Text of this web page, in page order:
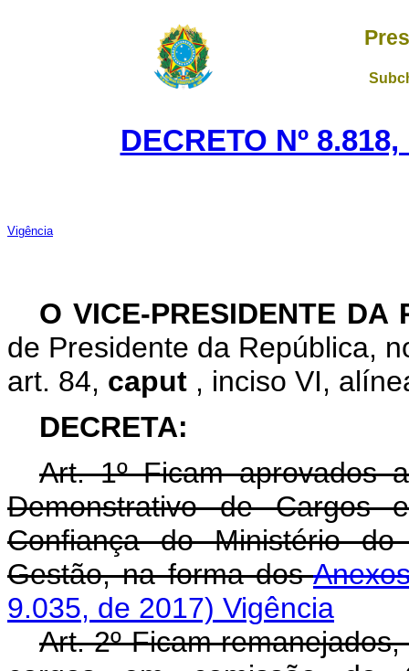
DECRETO Nº
Vigência
O VICE-PRESIDENTE DA
de Presidente da República,
art. 84, caput , inciso VI,
DECRETA:
Art. 1º Ficam aprovados
Demonstrativo de Cargos
Confiança do Ministério do
Gestão, na forma dos
9.035, de 2017) Vigência
Art. 2º Ficam